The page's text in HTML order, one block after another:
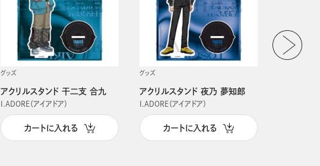
グッズ
アクリルスタンド 干二支 合九
I.ADORE（アイアドア）
カートに入れる
グッズ
アクリルスタンド 夜乃 夢知郎
I.ADORE（アイアドア）
カートに入れる